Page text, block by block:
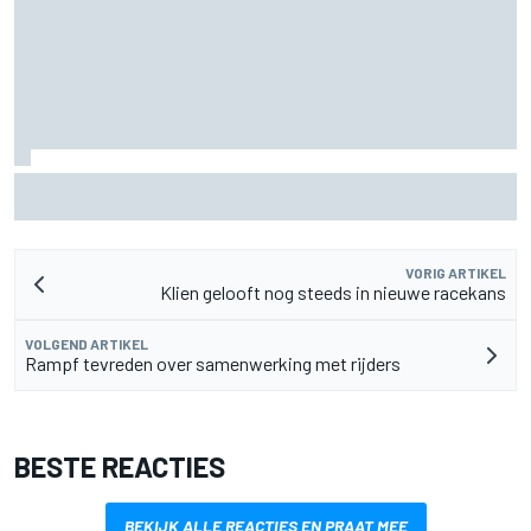
VORIG ARTIKEL
Klien gelooft nog steeds in nieuwe racekans
VOLGEND ARTIKEL
Rampf tevreden over samenwerking met rijders
BESTE REACTIES
BEKIJK ALLE REACTIES EN PRAAT MEE